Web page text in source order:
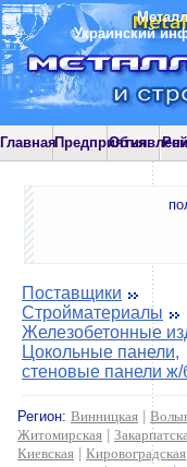
Украинский
ГлавнаяПредприятия
Поставщики
Стройматериалы
Железобетонные
Цокольные панели,
стеновые панели ж/
Регион: Винницкая
Житомирская
Киевская
Кировоградская